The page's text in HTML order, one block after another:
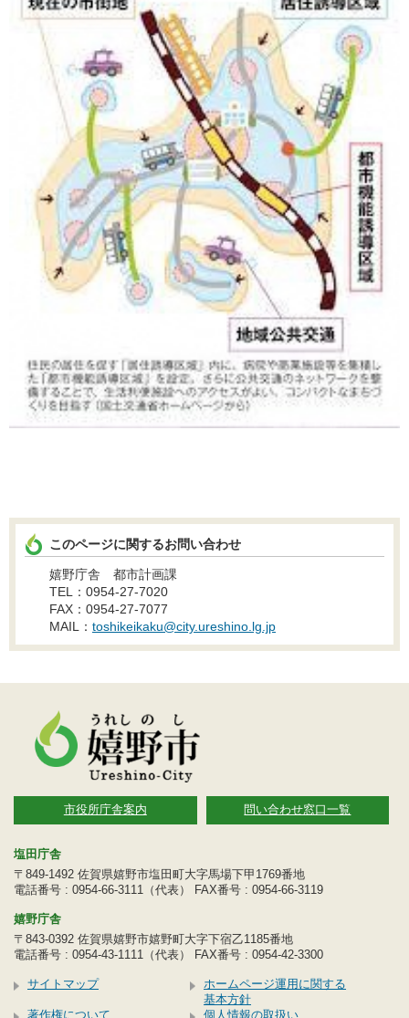
このページに関するお問い合わせ
嬉野庁舎 都市計画課
TEL：0954-27-7020
FAX：0954-27-7077
MAIL： toshikeikaku@city.ureshino.lg.jp
市役所庁舎案内 問い合わせ窓口一覧
塩田庁舎
〒849-1492 佐賀県嬉野市塩田町大字馬場下甲1769番地
電話番号 : 0954-66-3111（代表） FAX番号 : 0954-66-3119
嬉野庁舎
〒843-0392 佐賀県嬉野市嬉野町大字下宿乙1185番地
電話番号 : 0954-43-1111（代表） FAX番号 : 0954-42-3300
サイトマップ
ホームページ運用に関する
基本方針
著作権について
個人情報の取扱い